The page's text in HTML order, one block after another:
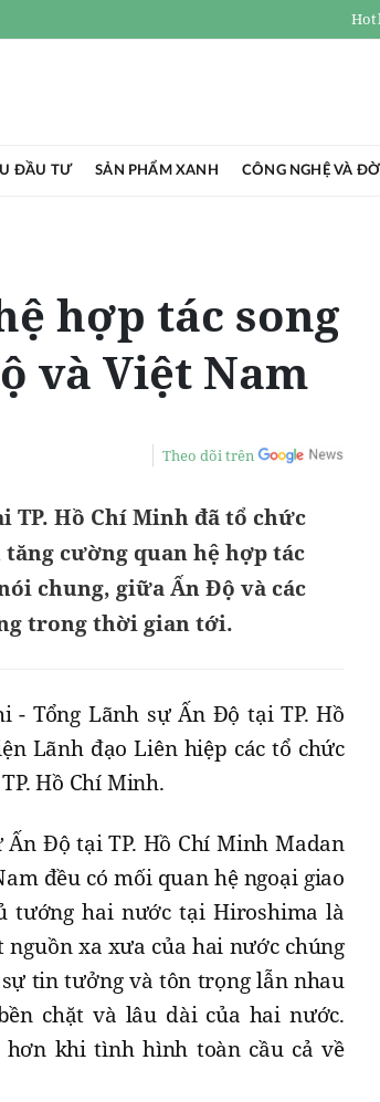
ĐẦU TƯ SẢN PHẨM XANH CÔNG NGHỆ VÀ
hợp tác song
và Việt Nam
Theo dõi trên
TP. Hồ Chí Minh đã tổ chức
cường quan hệ hợp tác
chung, giữa Ấn Độ và các
trong thời gian tới.
- Tổng Lãnh sự Ấn Độ tại TP. Hồ
Lãnh đạo Liên hiệp các tổ chức
Hồ Chí Minh.
Độ tại TP. Hồ Chí Minh Madan
đều có mối quan hệ ngoại giao
tướng hai nước tại Hiroshima là
xa xưa của hai nước chúng
tin tưởng và tôn trọng lẫn nhau
chặt và lâu dài của hai nước.
khi tình hình toàn cầu cả về